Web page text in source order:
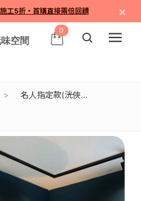
工5折・首購直接兩倍回饋 ×
0
名人指定款(洸俠...